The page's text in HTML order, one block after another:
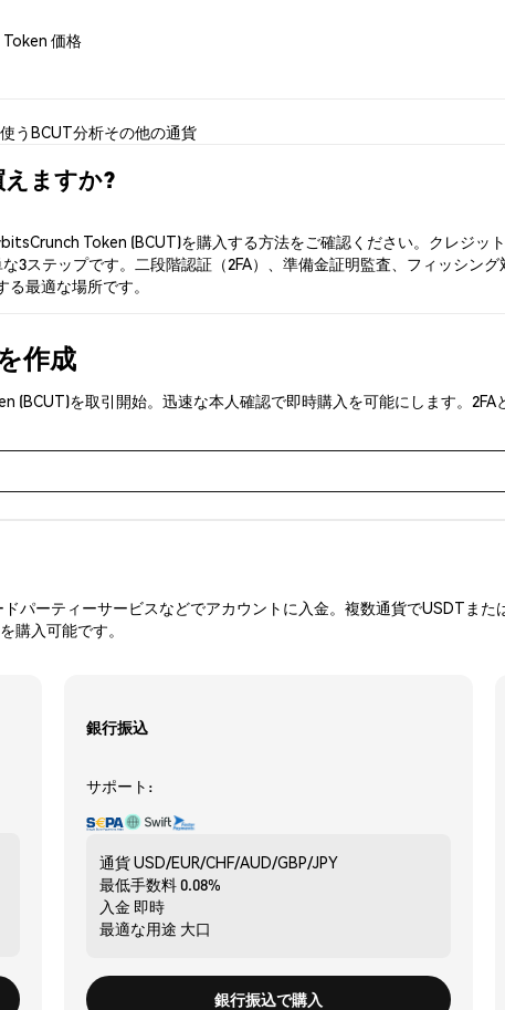
価格
うBCUT分析その他の通貨
ますか?
Token (BCUT)を購入する方法をご確認ください。クレジッ
3ステップです。二段階認証（2FA）、準備金証明監査、フィッシン
最適な場所です。
作成
(BCUT)を取引開始。迅速な本人確認で即時購入を可能にします。
パーティーサービスなどでアカウントに入金。複数通貨でUSDTま
購入可能です。
銀行振込
サポート:
通貨USD/EUR/CHF/AUD/GBP/JPY
最低手数料0.08%
入金 即時
最適な用途 大口
銀行振込で購入